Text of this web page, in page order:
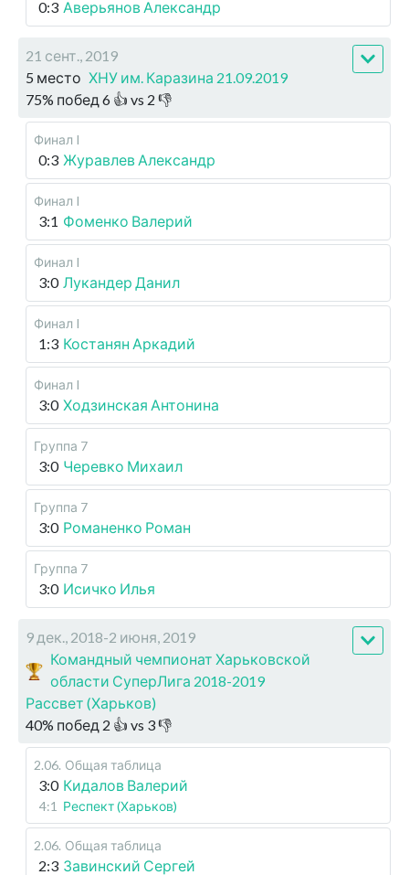
0:3 Аверьянов Александр
21 сент., 2019
5 место ХНУ им. Каразина 21.09.2019
75% побед 6 👍 vs 2 👎
Финал I
0:3 Журавлев Александр
Финал I
3:1 Фоменко Валерий
Финал I
3:0 Лукандер Данил
Финал I
1:3 Костанян Аркадий
Финал I
3:0 Ходзинская Антонина
Группа 7
3:0 Черевко Михаил
Группа 7
3:0 Романенко Роман
Группа 7
3:0 Исичко Илья
9 дек., 2018-2 июня, 2019
Командный чемпионат Харьковской
области СуперЛига 2018-2019
Рассвет (Харьков)
40% побед 2 👍 vs 3👎
2.06. Общая таблица
3:0 Кидалов Валерий
4:1 Респект (Харьков)
2.06. Общая таблица
2:3 Завинский Сергей